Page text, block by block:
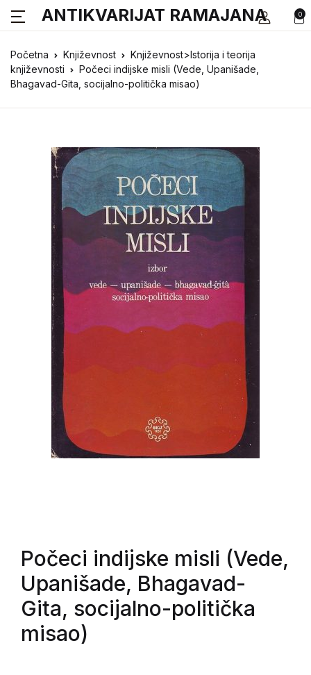
0
ANTIKVARIJAT RAMAJANA
Početna Književnost
Književnost>Istorija i teorija
književnosti
Počeci indijske misli (Vede, Upanišade,
Bhagavad-Gita, socijalno-politička misao)
Počeci indijske misli (Vede,
Upanišade, Bhagavad-
Gita, socijalno-politička
misao)